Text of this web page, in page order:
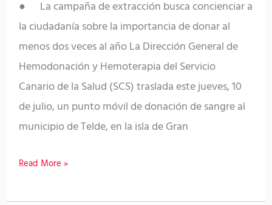
● La campaña de extracción busca concienciar a
la ciudadanía sobre la importancia de donar al
menos dos veces al año La Dirección General de
Hemodonación y Hemoterapia del Servicio
Canario de la Salud (SCS) traslada este jueves, 10
de julio, un punto móvil de donación de sangre al
municipio de Telde, en la isla de Gran
Read More »